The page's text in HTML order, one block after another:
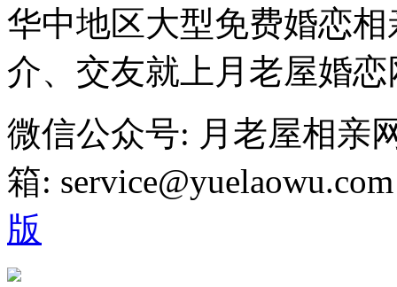
华中地区大型免费婚恋
介、交友就上月老屋婚
微信公众号: 月老屋相亲
箱:
版